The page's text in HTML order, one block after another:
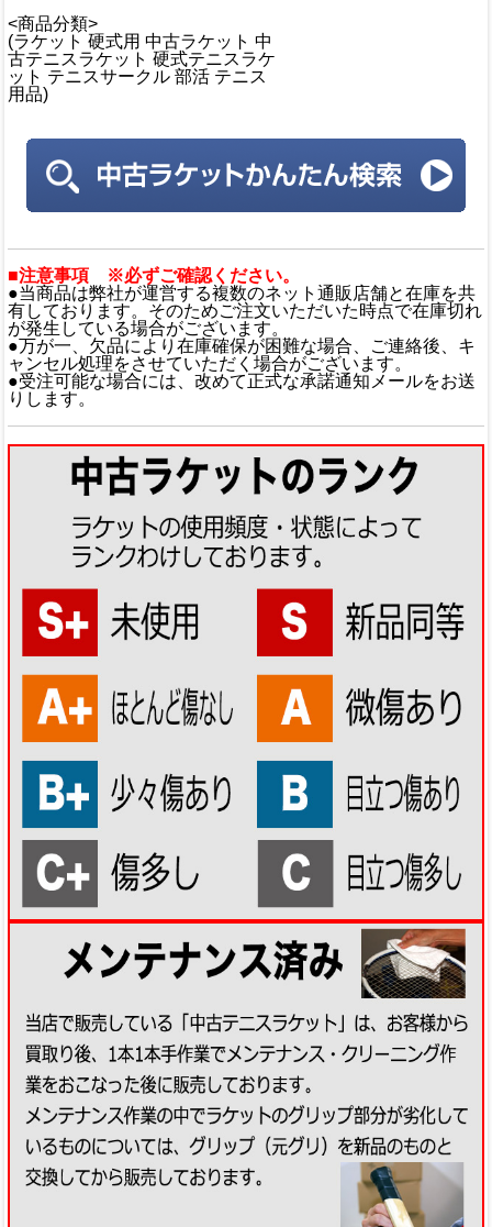
<商品分類>
(ラケット 硬式用 中古ラケット 中
古テニスラケット 硬式テニスラケ
ット テニスサークル 部活 テニス
用品)
■注意事項 ※必ずご確認ください。
●当商品は弊社が運営する複数のネット通販店舗と在庫を共
有しております。そのためご注文いただいた時点で在庫切れ
が発生している場合がございます。
●万が一、欠品により在庫確保が困難な場合、ご連絡後、キ
ャンセル処理をさせていただく場合がございます。
●受注可能な場合には、改めて正式な承諾通知メールをお送
りします。